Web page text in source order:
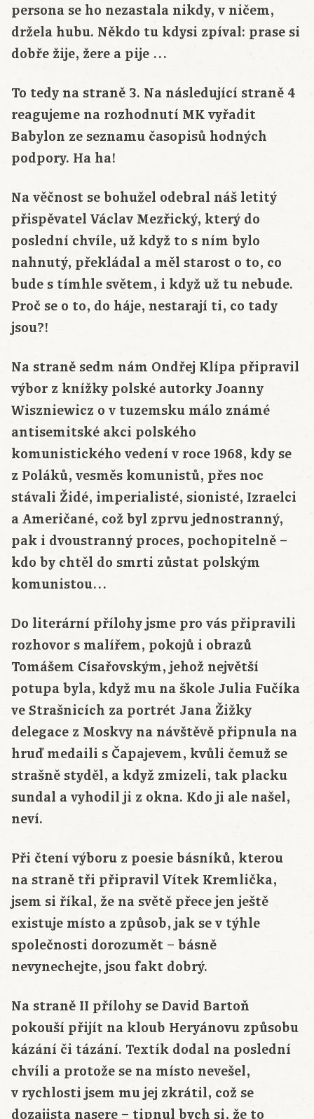
persona se ho nezastala nikdy, v ničem,
držela hubu. Někdo tu kdysi zpíval: prase si
dobře žije, žere a pije …
To tedy na straně 3. Na následující straně 4
reagujeme na rozhodnutí MK vyřadit
Babylon ze seznamu časopisů hodných
podpory. Ha ha!
Na věčnost se bohužel odebral náš letitý
přispěvatel Václav Mezřický, který do
poslední chvíle, už když to s ním bylo
nahnutý, překládal a měl starost o to, co
bude s tímhle světem, i když už tu nebude.
Proč se o to, do háje, nestarají ti, co tady
jsou?!
Na straně sedm nám Ondřej Klípa připravil
výbor z knížky polské autorky Joanny
Wiszniewicz o v tuzemsku málo známé
antisemitské akci polského
komunistického vedení v roce 1968, kdy se
z Poláků, vesměs komunistů, přes noc
stávali Židé, imperialisté, sionisté, Izraelci
a Američané, což byl zprvu jednostranný,
pak i dvoustranný proces, pochopitelně –
kdo by chtěl do smrti zůstat polským
komunistou…
Do literární přílohy jsme pro vás připravili
rozhovor s malířem, pokojů i obrazů
Tomášem Císařovským, jehož největší
potupa byla, když mu na škole Julia Fučíka
ve Strašnicích za portrét Jana Žižky
delegace z Moskvy na návštěvě připnula na
hruď medaili s Čapajevem, kvůli čemuž se
strašně styděl, a když zmizeli, tak placku
sundal a vyhodil ji z okna. Kdo ji ale našel,
neví.
Při čtení výboru z poesie básníků, kterou
na straně tři připravil Vítek Kremlička,
jsem si říkal, že na světě přece jen ještě
existuje místo a způsob, jak se v týhle
společnosti dorozumět – básně
nevynechejte, jsou fakt dobrý.
Na straně II přílohy se David Bartoň
pokouší přijít na kloub Heryánovu způsobu
kázání či tázání. Textík dodal na poslední
chvíli a protože se na místo nevešel,
v rychlosti jsem mu jej zkrátil, což se
dozajista nasere – tipnul bych si, že to